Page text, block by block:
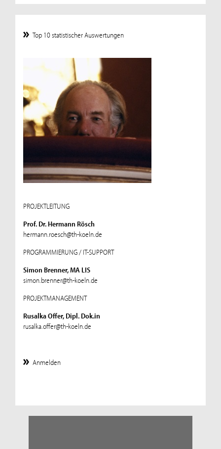
Top 10 statistischer Auswertungen
PROJEKTLEITUNG
Prof. Dr. Hermann Rösch
hermann.roesch@th-koeln.de
PROGRAMMIERUNG / IT-SUPPORT
Simon Brenner, MA LIS
simon.brenner@th-koeln.de
PROJEKTMANAGEMENT
Rusalka Offer, Dipl. Dok.in
rusalka.offer@th-koeln.de
Anmelden